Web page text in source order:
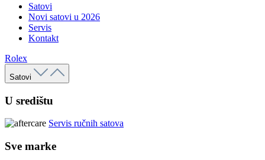
Satovi
Novi satovi u 2026
Servis
Kontakt
Rolex
Satovi
U središtu
Servis ručnih satova
Sve marke